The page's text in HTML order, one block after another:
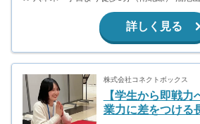
詳しく見る
株式会社コネクトボックス
【学生から即戦
業力に差をつける